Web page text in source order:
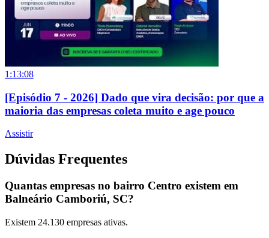
1:13:08
[Episódio 7 - 2026] Dado que vira decisão: por que a
maioria das empresas coleta muito e age pouco
Assistir
Dúvidas Frequentes
Quantas empresas no bairro Centro existem em
Balneário Camboriú, SC?
Existem 24.130 empresas ativas.